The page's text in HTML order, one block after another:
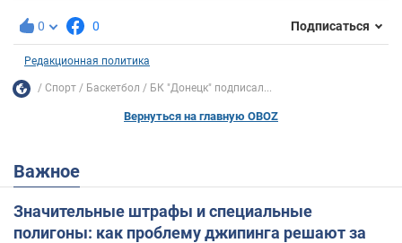
0 0 Подписаться
Редакционная политика
Спорт Баскетбол БК "Донецк" подписал...
Вернуться на главную OBOZ
Важное
Значительные штрафы и специальные
полигоны: как проблему джипинга решают за